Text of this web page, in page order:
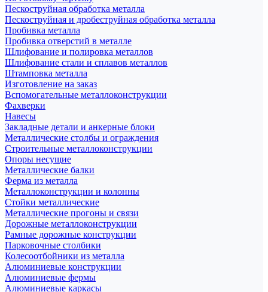
Пескоструйная обработка металла
Пескоструйная и дробеструйная обработка металла
Пробивка металла
Пробивка отверстий в металле
Шлифование и полировка металлов
Шлифование стали и сплавов металлов
Штамповка металла
Изготовление на заказ
Вспомогательные металлоконструкции
Фахверки
Навесы
Закладные детали и анкерные блоки
Металлические столбы и ограждения
Строительные металлоконструкции
Опоры несущие
Металлические балки
Ферма из металла
Металлоконструкции и колонны
Стойки металлические
Металлические прогоны и связи
Дорожные металлоконструкции
Рамные дорожные конструкции
Парковочные столбики
Колесоотбойники из металла
Алюминиевые конструкции
Алюминиевые фермы
Алюминиевые каркасы